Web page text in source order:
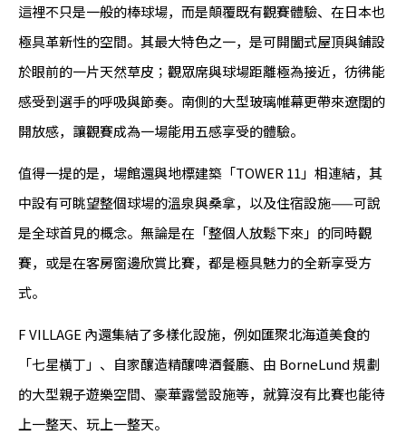
這裡不只是一般的棒球場，而是顛覆既有觀賽體驗、在日本也
極具革新性的空間。其最大特色之一，是可開闔式屋頂與鋪設
於眼前的一片天然草皮；觀眾席與球場距離極為接近，彷彿能
感受到選手的呼吸與節奏。南側的大型玻璃帷幕更帶來遼闊的
開放感，讓觀賽成為一場能用五感享受的體驗。
值得一提的是，場館還與地標建築「TOWER 11」相連結，其
中設有可眺望整個球場的溫泉與桑拿，以及住宿設施——可說
是全球首見的概念。無論是在「整個人放鬆下來」的同時觀
賽，或是在客房窗邊欣賞比賽，都是極具魅力的全新享受方
式。
F VILLAGE 內還集結了多樣化設施，例如匯聚北海道美食的
「七星橫丁」、自家釀造精釀啤酒餐廳、由 BorneLund 規劃
的大型親子遊樂空間、豪華露營設施等，就算沒有比賽也能待
上一整天、玩上一整天。